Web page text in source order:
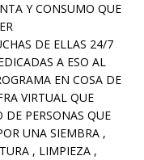
Y CONSUMO QUE
DE ELLAS 24/7
A ESO AL
EN COSA DE
VIRTUAL QUE
DE PERSONAS QUE
UNA SIEMBRA ,
, LIMPIEZA ,